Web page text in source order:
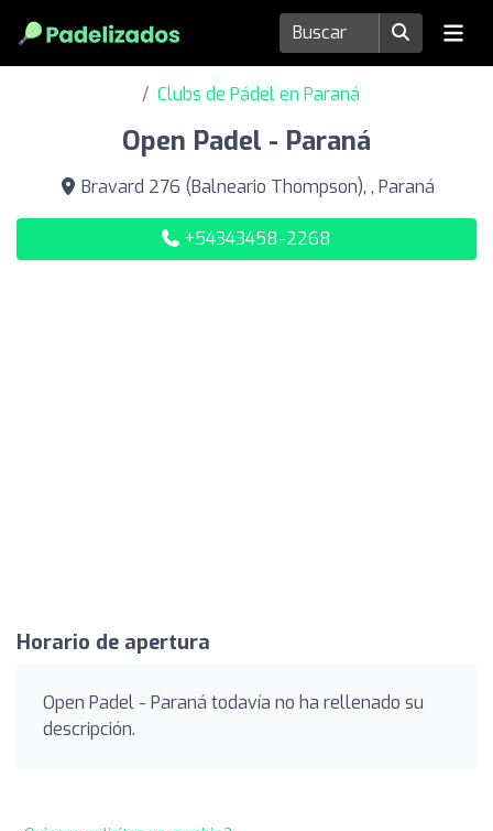
Clubs de Pádel en Paraná
Open Padel - Paraná
Bravard 276 (Balneario Thompson), , Paraná
+54343458-2268
Horario de apertura
Open Padel - Paraná todavía no ha rellenado su
descripción.